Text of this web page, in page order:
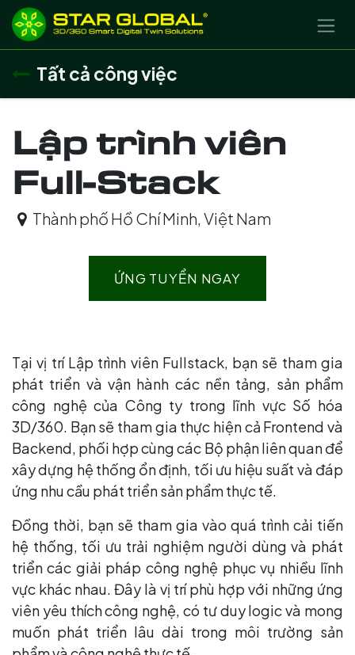
BỎ QUA ĐỂ ĐẾN NỘI DUNG
Tất cả công việc
Lập trình viên
Full-Stack
Thành phố Hồ Chí Minh Việt Nam
ỨNG TUYỂN NGAY
Tại vị trí Lập trình viên Fullstack, bạn sẽ tham gia
phát triển và vận hành các nền tảng, sản phẩm
công nghệ của Công ty trong lĩnh vực Số hóa
3D/360. Bạn sẽ tham gia thực hiện cả Frontend và
Backend, phối hợp cùng các Bộ phận liên quan để
xây dựng hệ thống ổn định, tối ưu hiệu suất và đáp
ứng nhu cầu phát triển sản phẩm thực tế.
Đồng thời, bạn sẽ tham gia vào quá trình cải tiến
hệ thống, tối ưu trải nghiệm người dùng và phát
triển các giải pháp công nghệ phục vụ nhiều lĩnh
vực khác nhau. Đây là vị trí phù hợp với những ứng
viên yêu thích công nghệ, có tư duy logic và mong
muốn phát triển lâu dài trong môi trường sản